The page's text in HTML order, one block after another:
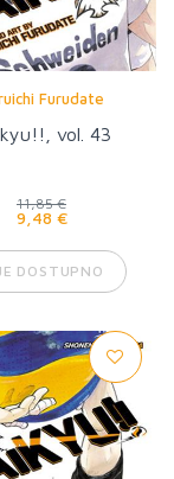
Furudate
vol. 43
11,85 €
9,48 €
DOSTUPNO